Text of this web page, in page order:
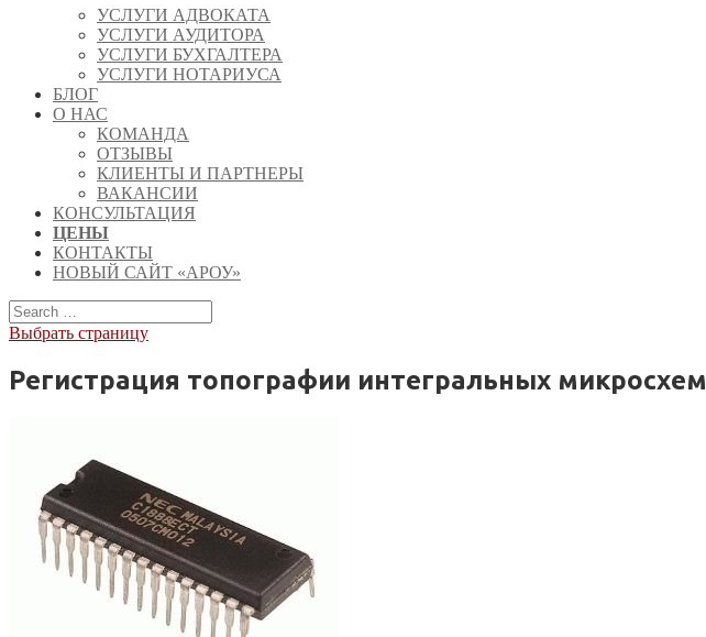
УСЛУГИ АДВОКАТА
УСЛУГИ АУДИТОРА
УСЛУГИ БУХГАЛТЕРА
УСЛУГИ НОТАРИУСА
БЛОГ
О НАС
КОМАНДА
ОТЗЫВЫ
КЛИЕНТЫ И ПАРТНЕРЫ
ВАКАНСИИ
КОНСУЛЬТАЦИЯ
ЦЕНЫ
КОНТАКТЫ
НОВЫЙ САЙТ «АРОУ»
Выбрать страницу
Регистрация топографии интегральных микросхем